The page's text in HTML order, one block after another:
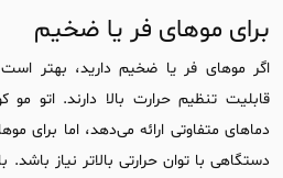
برای موهای فر یا ضخیم
اگر موهای فر یا ضخیم دارید، بهتر
قابلیت تنظیم حرارت بالا دارند. اتو
دماهای متفاوتی ارائه می‌دهد، اما برای
دستگاهی با توان حرارتی بالاتر نیاز